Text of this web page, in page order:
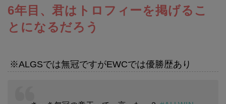
6年目、君はトロフィーを掲げるこ
とになるだろう
※ALGSでは無冠ですがEWCでは優勝歴あり